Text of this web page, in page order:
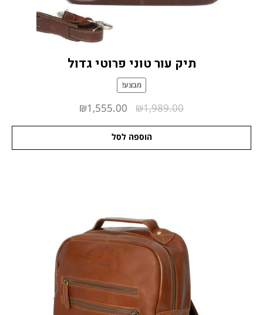
תיק עור טוני פרוטי גדול
מבצע!
₪1,989.00
המחיר
המקורי
היה:
₪1,555.00
הנוכחי
הוספה לסל